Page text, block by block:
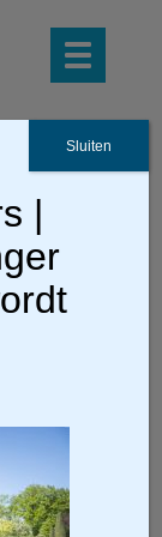
|
Sluiten